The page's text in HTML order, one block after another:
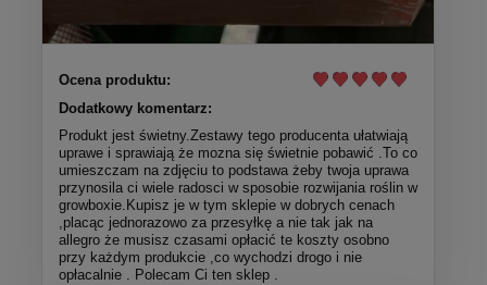
Ocena produktu:
Dodatkowy komentarz:
Produkt jest świetny.Zestawy tego producenta ułatwiają
uprawe i sprawiają że mozna się świetnie pobawić .To co
umieszczam na zdjęciu to podstawa żeby twoja uprawa
przynosila ci wiele radosci w sposobie rozwijania roślin w
growboxie.Kupisz je w tym sklepie w dobrych cenach
,placąc jednorazowo za przesyłkę a nie tak jak na
allegro że musisz czasami opłacić te koszty osobno
przy każdym produkcie ,co wychodzi drogo i nie
opłacalnie . Polecam Ci ten sklep .